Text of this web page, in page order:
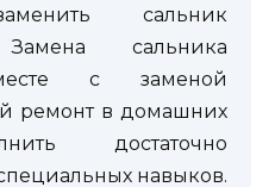
сальник
Замена сальника
с заменой
ремонт в домашних
достаточно
навыков.